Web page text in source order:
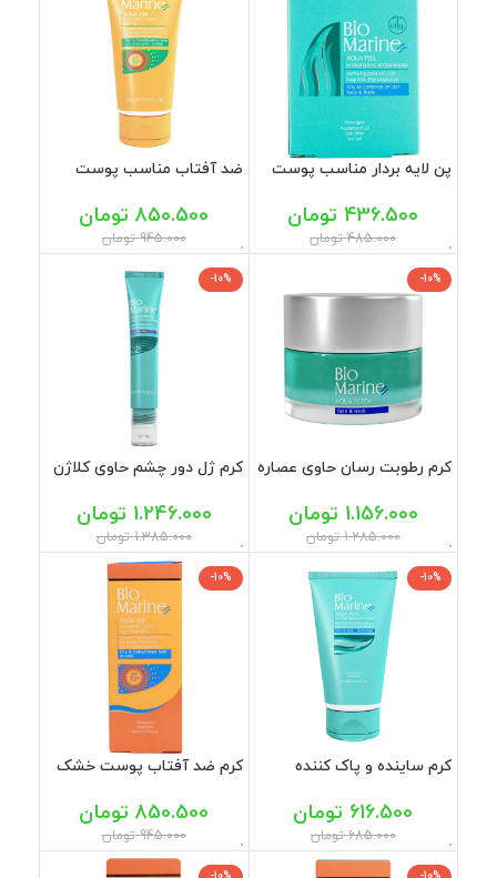
پن لایه بردار مناسب پوست
485.000 تومان
436.500 تومان
ضد آفتاب مناسب پوست
رنگ بایومارین 50 میل
945.000 تومان
850.500 تومان
-10%
کرم رطوبت رسان حاوی عصاره
1.285.000 تومان
1.156.000 تومان
-10%
کرم ژل دور چشم حاوی کلاژن
1.385.000 تومان
1.246.000 تومان
-10%
کرم ساینده و پاک کننده
685.000 تومان
616.500 تومان
-10%
کرم ضد آفتاب پوست خشک
945.000 تومان
850.500 تومان